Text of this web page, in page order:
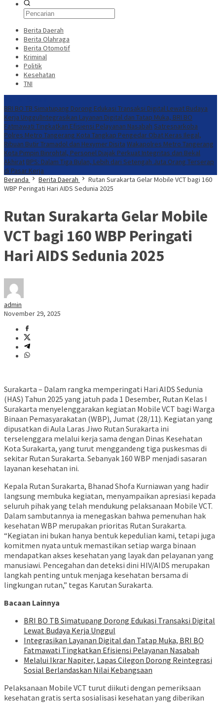
Berita Daerah
Berita Olahraga
Berita Otomotif
Kriminal
Politik
Kesehatan
TNI
​BRI BO TB Simatupang Dorong Edukasi Transaksi Digital Lewat Budaya
Kerja Unggul​Integrasikan Layanan Digital dan Tatap Muka, BRI BO
Fatmawati Tingkatkan Efisiensi Pelayanan Nasabah Satresnarkoba
Polres Metro Tangerang Kota Tangkap Pengedar Obat Keras Ilegal,
Ribuan Butir Tramadol dan Hexymer Disita Wakapolres Metro Tangerang
Kota Pimpin Binrohtal, Personel Diajak Perkuat Integritas dan Bekal
Akhirat BPS: Dalam Tiga Bulan, Lebih dari Setengah Juta Orang Terserap
di Pasar Kerja
Beranda
Berita Daerah
Rutan Surakarta Gelar Mobile VCT bagi 160
WBP Peringati Hari AIDS Sedunia 2025
Rutan Surakarta Gelar Mobile
VCT bagi 160 WBP Peringati
Hari AIDS Sedunia 2025
admin
November 29, 2025
Surakarta – Dalam rangka memperingati Hari AIDS Sedunia
(HAS) Tahun 2025 yang jatuh pada 1 Desember, Rutan Kelas I
Surakarta menyelenggarakan kegiatan Mobile VCT bagi Warga
Binaan Pemasyarakatan (WBP), Jumat (28/11). Kegiatan yang
dipusatkan di Aula Laras Jiwo Rutan Surakarta ini
terselenggara melalui kerja sama dengan Dinas Kesehatan
Kota Surakarta, yang turut menggandeng tiga puskesmas di
sekitar Rutan Surakarta. Sebanyak 160 WBP menjadi sasaran
layanan kesehatan ini.
Kepala Rutan Surakarta, Bhanad Shofa Kurniawan yang hadir
langsung membuka kegiatan, menyampaikan apresiasi kepada
seluruh pihak yang telah mendukung pelaksanaan Mobile VCT.
Dalam sambutannya ia menegaskan bahwa pemenuhan hak
kesehatan WBP merupakan prioritas Rutan Surakarta.
“Kegiatan ini bukan hanya bentuk kepedulian kami, tetapi juga
komitmen nyata untuk memastikan setiap warga binaan
mendapatkan akses kesehatan yang layak dan pelayanan yang
manusiawi. Pencegahan dan deteksi dini HIV/AIDS merupakan
langkah penting untuk menjaga kesehatan bersama di
lingkungan rutan,” tegas Karutan Surakarta.
Bacaan Lainnya
​BRI BO TB Simatupang Dorong Edukasi Transaksi Digital
Lewat Budaya Kerja Unggul
​Integrasikan Layanan Digital dan Tatap Muka, BRI BO
Fatmawati Tingkatkan Efisiensi Pelayanan Nasabah
Melalui Ikrar Napiter, Lapas Cilegon Dorong Reintegrasi
Sosial Berlandaskan Nilai Kebangsaan
Pelaksanaan Mobile VCT turut diikuti dengan pemeriksaan
kesehatan gratis serta sosialisasi kesehatan yang diberikan